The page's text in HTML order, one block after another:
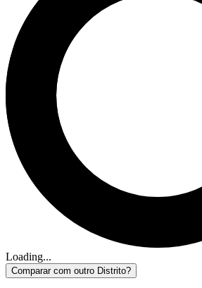
Loading...
Comparar com outro Distrito?